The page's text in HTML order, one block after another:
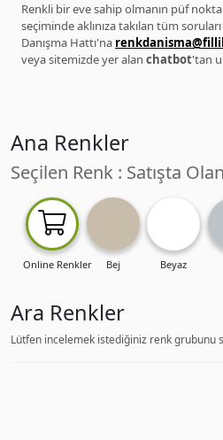
Renkli bir eve sahip olmanın püf
seçiminde aklınıza takılan tüm
Danışma Hattı'na
veya sitemizde yer alan chatbot'tan
Ana Renkler
Seçilen Renk : Satışta
Online Renkler Bej Beyaz
Ara Renkler
Lütfen incelemek istediğiniz renk grubunu